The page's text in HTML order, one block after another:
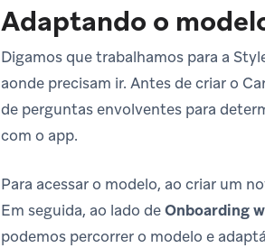
Adaptando o
Digamos que trabalhamos para a
aonde precisam ir. Antes de criar o
de perguntas envolventes para
com o app.
Para acessar o modelo, ao criar um
Em seguida, ao lado deOnboarding
podemos percorrer o modelo e